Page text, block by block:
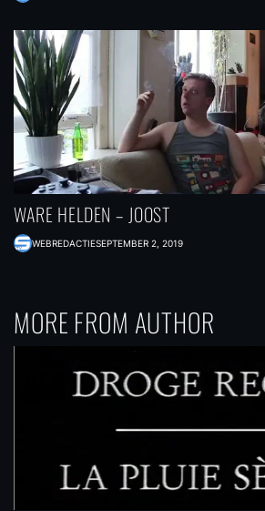
WARE HELDEN – JOOST
WEBREDACTIESEPTEMBER 2, 2019
MORE FROM AUTHOR